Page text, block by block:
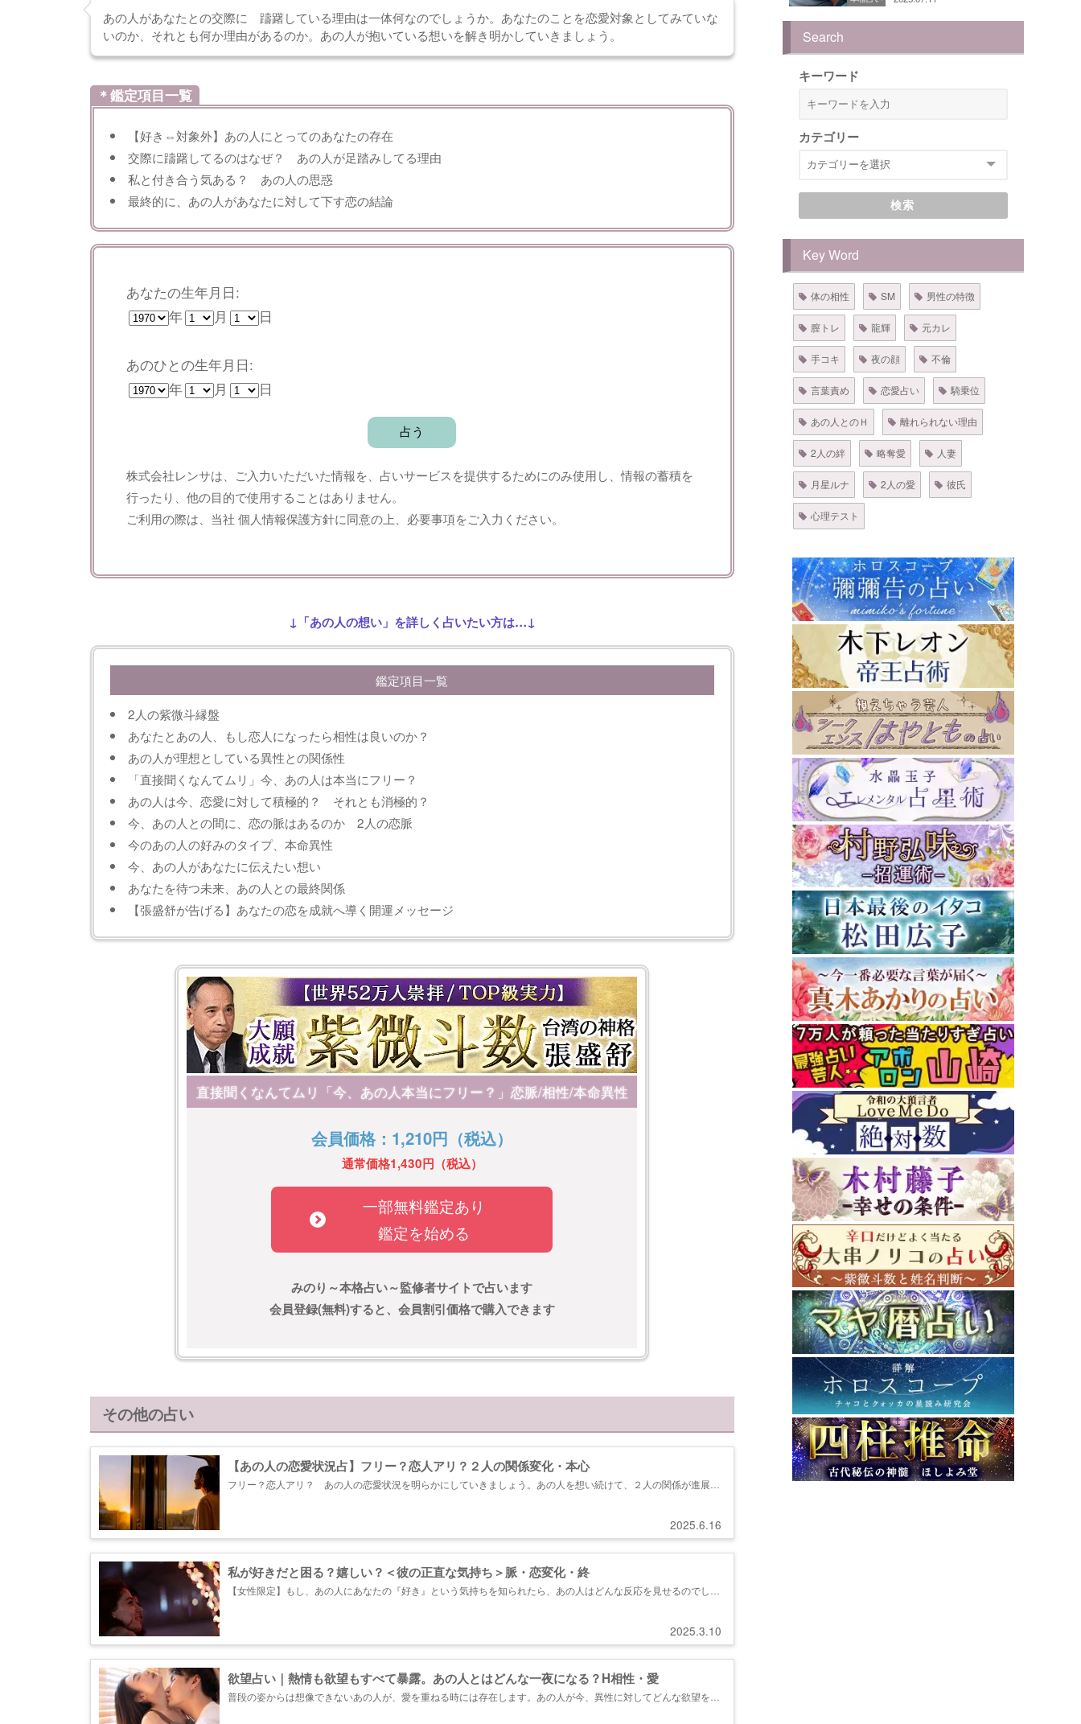
あの人があなたとの交際に 躊躇している理由は一体何なのでしょうか。あなたのことを恋愛対象としてみていな
いのか、それとも何か理由があるのか。あの人が抱いている想いを解き明かしていきましょう。
＊鑑定項目一覧
【好き⇔対象外】あの人にとってのあなたの存在
交際に躊躇してるのはなぜ？ あの人が足踏みしてる理由
私と付き合う気ある？ あの人の思惑
最終的に、あの人があなたに対して下す恋の結論
あなたの生年月日:
年
月 日
あのひとの生年月日:
年
月 日
株式会社レンサは、ご入力いただいた情報を、占いサービスを提供するためにのみ使用し、情報の蓄積を
行ったり、他の目的で使用することはありません。
ご利用の際は、当社 個人情報保護方針に同意の上、必要事項をご入力ください。
↓「あの人の想い」を詳しく占いたい方は…↓
鑑定項目一覧
2人の紫微斗縁盤
あなたとあの人、もし恋人になったら相性は良いのか？
あの人が理想としている異性との関係性
「直接聞くなんてムリ」今、あの人は本当にフリー？
あの人は今、恋愛に対して積極的？ それとも消極的？
今、あの人との間に、恋の脈はあるのか 2人の恋脈
今のあの人の好みのタイプ、本命異性
今、あの人があなたに伝えたい想い
あなたを待つ未来、あの人との最終関係
【張盛舒が告げる】あなたの恋を成就へ導く開運メッセージ
直接聞くなんてムリ「今、あの人本当にフリー？」恋脈/相性/本命異性
会員価格：1,210円（税込）
通常価格1,430円（税込）
一部無料鑑定あり
鑑定を始める
みのり～本格占い～監修者サイトで占います
会員登録(無料)すると、会員割引価格で購入できます
その他の占い
【あの人の恋愛状況占】フリー？恋人アリ？２人の関係変化・本心
2025.6.16
フリー？恋人アリ？ あの人の恋愛状況を明らかにしていきましょう。あの人を想い続けて、２人の関係が進展し
私が好きだと困る？嬉しい？＜彼の正直な気持ち＞脈・恋変化・終
2025.3.10
【女性限定】もし、あの人にあなたの『好き』という気持ちを知られたら、あの人はどんな反応を見せるのでしょ
欲望占い｜熱情も欲望もすべて暴露。あの人とはどんな一夜になる？H相性・愛
普段の姿からは想像できないあの人が、愛を重ねる時には存在します。あの人が今、異性に対してどんな欲望を抱
Search
キーワード
カテゴリー
検索
Key Word
体の相性 SM 男性の特徴
膣トレ 龍輝 元カレ
手コキ 夜の顔 不倫
言葉責め 恋愛占い 騎乗位
あの人とのＨ 離れられない理由
2人の絆 略奪愛 人妻
月星ルナ 2人の愛 彼氏
心理テスト